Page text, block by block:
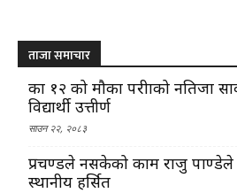
ताजा समाचार
कक्षा १२ को मौका परीक्षाको नतिजा
विद्यार्थी उत्तीर्ण
साउन २२, २०८३
प्रचण्डले नसकेको काम राजु पाण्डेले
स्थानीय हर्सित